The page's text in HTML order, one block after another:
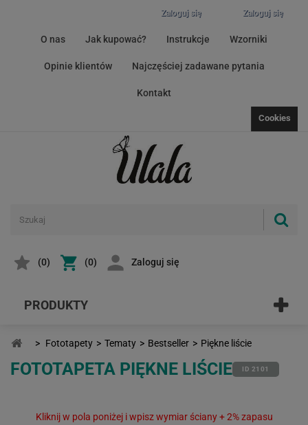
Zaloguj się
Zaloguj się
O nas Jak kupować? Instrukcje Wzorniki
Opinie klientów Najczęściej zadawane pytania
Kontakt
Cookies
(0) (0) Zaloguj się
PRODUKTY
> Fototapety > Tematy > Bestseller > Piękne liście
FOTOTAPETA PIĘKNE LIŚCIE ID 2101
Kliknij w pola poniżej i wpisz wymiar ściany + 2% zapasu